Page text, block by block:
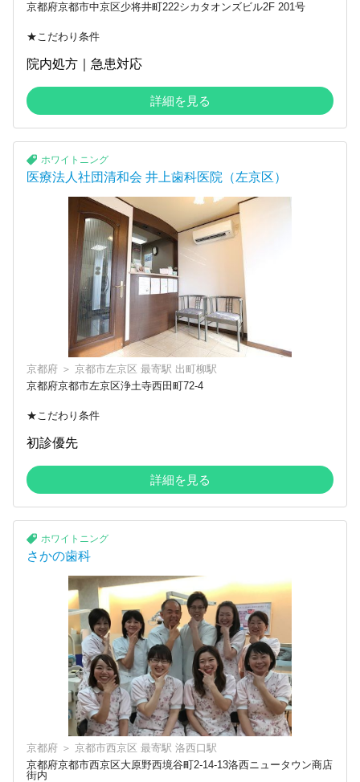
京都府京都市中京区少将井町222シカタオンズビル2F 201号
★こだわり条件
院内処方｜急患対応
詳細を見る
ホワイトニング
医療法人社団清和会 井上歯科医院（左京区）
京都府 ＞ 京都市左京区 最寄駅 出町柳駅
京都府京都市左京区浄土寺西田町72-4
★こだわり条件
初診優先
詳細を見る
ホワイトニング
さかの歯科
京都府 ＞ 京都市西京区 最寄駅 洛西口駅
京都府京都市西京区大原野西境谷町2-14-13洛西ニュータウン商店
街内